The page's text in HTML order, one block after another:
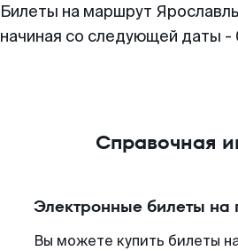
Билеты на маршрут
начиная со следующей даты -
Справочная
Электронные билеты на
Вы можете купить билеты